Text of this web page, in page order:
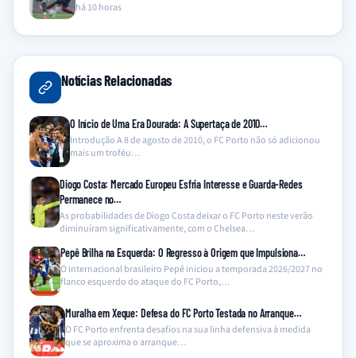
há 10 horas
Notícias Relacionadas
O Início de Uma Era Dourada: A Supertaça de 2010…
Introdução A 8 de agosto de 2010, o FC Porto não só adicionou
mais um troféu…
Diogo Costa: Mercado Europeu Esfria Interesse e Guarda-Redes
Permanece no…
As probabilidades de Diogo Costa deixar o FC Porto neste verão
diminuíram significativamente, com o Chelsea…
Pepê Brilha na Esquerda: O Regresso à Origem que Impulsiona…
O internacional brasileiro Pepê iniciou a temporada 2026/2027 no
flanco esquerdo do ataque do FC Porto,…
Muralha em Xeque: Defesa do FC Porto Testada no Arranque…
O FC Porto enfrenta desafios na sua linha defensiva à medida
que se aproxima o arranque…